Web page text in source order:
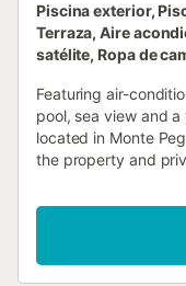
Piscina exterior,
Terraza, Aire
satélite, Ropa de
Featuring air-
pool, sea view and
located in Monte
the property and